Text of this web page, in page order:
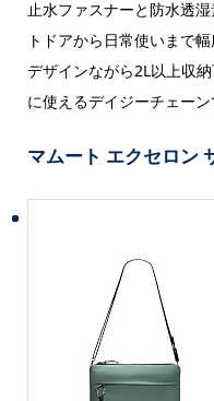
止水ファスナーと防水透
トドアから日常使いまで
デザインながら2L以上収
に使えるデイジーチェーン
マムート エクセロン